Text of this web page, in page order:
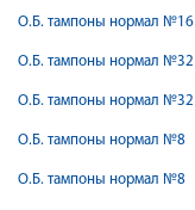
О.Б. тампоны нормал №16
О.Б. тампоны нормал №32
О.Б. тампоны нормал №32
О.Б. тампоны нормал №8
О.Б. тампоны нормал №8